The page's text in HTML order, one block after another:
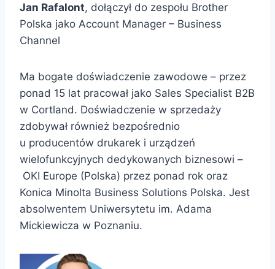
Jan Rafalont, dołączył do zespołu Brother
Polska jako Account Manager – Business
Channel
Ma bogate doświadczenie zawodowe – przez
ponad 15 lat pracował jako Sales Specialist B2B
w Cortland. Doświadczenie w sprzedaży
zdobywał również bezpośrednio
u producentów drukarek i urządzeń
wielofunkcyjnych dedykowanych biznesowi –
OKI Europe (Polska) przez ponad rok oraz
Konica Minolta Business Solutions Polska. Jest
absolwentem Uniwersytetu im. Adama
Mickiewicza w Poznaniu.